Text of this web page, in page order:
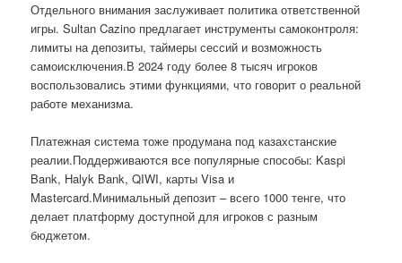
Отдельного внимания заслуживает политика ответственной
игры. Sultan Cazino предлагает инструменты самоконтроля:
лимиты на депозиты, таймеры сессий и возможность
самоисключения.В 2024 году более 8 тысяч игроков
воспользовались этими функциями, что говорит о реальной
работе механизма.
Платежная система тоже продумана под казахстанские
реалии.Поддерживаются все популярные способы: Kaspi
Bank, Halyk Bank, QIWI, карты Visa и
Mastercard.Минимальный депозит – всего 1000 тенге, что
делает платформу доступной для игроков с разным
бюджетом.